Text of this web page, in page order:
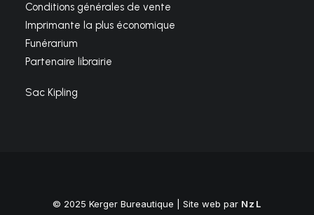
Conditions générales de vente
Imprimante la plus économique
Funérarium
Partenaire librairie
Sac Kipling
© 2025 Kerger Bureautique | Site web par NzL